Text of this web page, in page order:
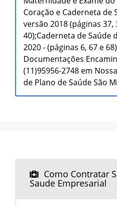
Coração e Caderneta de
versão 2018 (páginas 37,
40);Caderneta de Saúde
2020 - (páginas 6, 67 e
Documentações
(11)95956-2748 em
de Plano de Saúde São
Como Contratar
Saude Empresarial